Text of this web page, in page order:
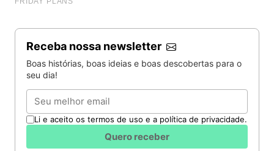
Receba nossa newsletter
Boas histórias, boas ideias e boas descobertas para o
seu dia!
Email
Li e aceito os termos de uso e a política de privacidade.
Quero receber